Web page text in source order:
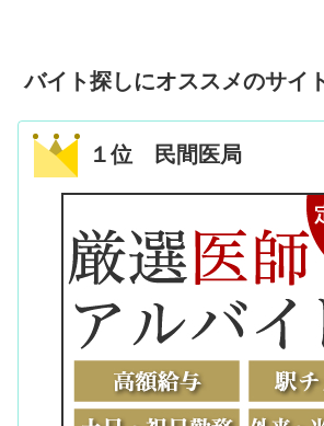
バイト探しにオススメのサイ
１位 民間医局